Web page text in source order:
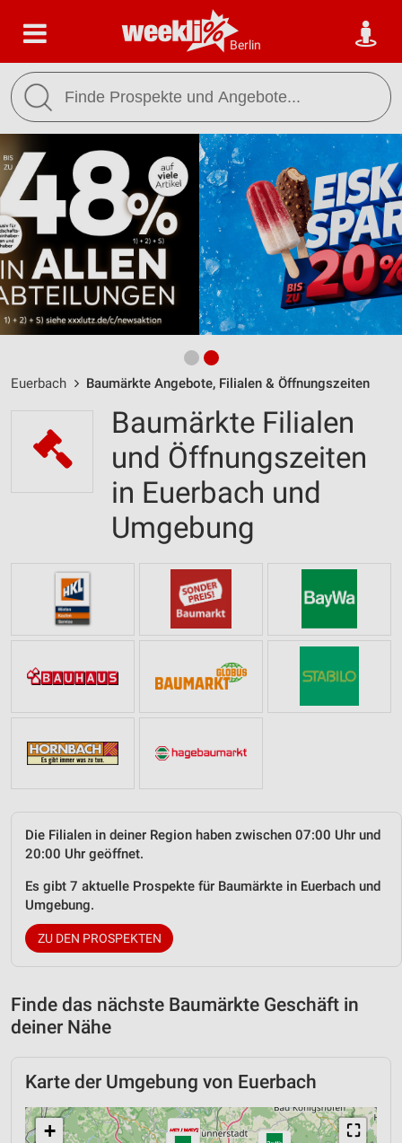
Berlin
Euerbach Baumärkte Angebote, Filialen & Öffnungszeiten
Baumärkte Filialen
und Öffnungszeiten
in Euerbach und
Umgebung
Die Filialen in deiner Region haben zwischen 07:00 Uhr und
20:00 Uhr geöffnet.
Es gibt 7 aktuelle Prospekte für Baumärkte in Euerbach und
Umgebung.
ZU DEN PROSPEKTEN
Finde das nächste Baumärkte Geschäft in
deiner Nähe
Karte der Umgebung von Euerbach
⛶
+